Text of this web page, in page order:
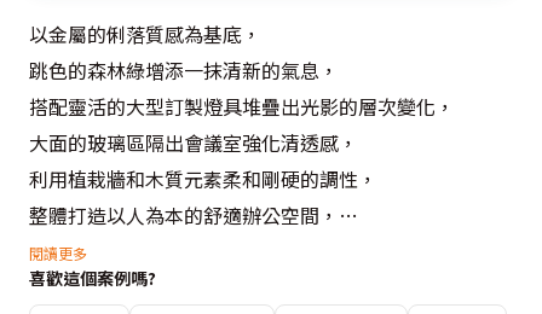
以金屬的俐落質感為基底，
跳色的森林綠增添一抹清新的氣息，
搭配靈活的大型訂製燈具堆疊出光影的層次變化，
大面的玻璃區隔出會議室強化清透感，
利用植栽牆和木質元素柔和剛硬的調性，
整體打造以人為本的舒適辦公空間，
星期一不再憂鬱，
每天上班都有好心情。
閱讀更多
喜歡這個案例嗎?